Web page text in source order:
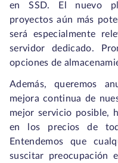
en SSD. El nuevo
proyectos aún más
será especialmente
servidor dedicado.
opciones de
Además, queremos
mejora continua de
mejor servicio posible,
en los precios de
Entendemos que
suscitar preocupación